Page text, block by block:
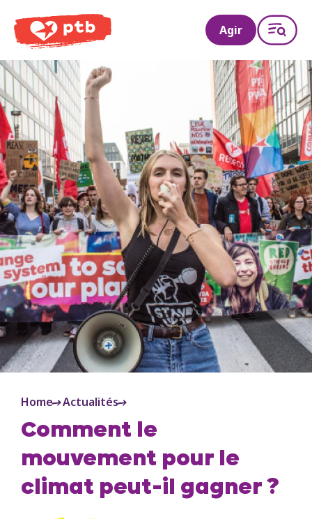
PTB
Agir
Home Actualités
Comment le
mouvement pour le
climat peut-il gagner ?